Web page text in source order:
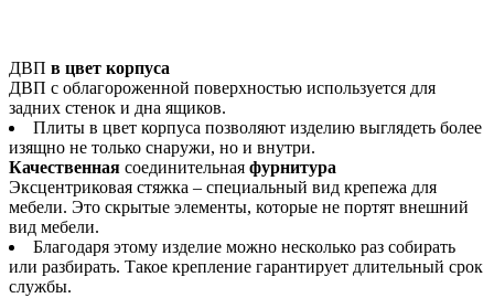
ДВП в цвет корпуса
ДВП с облагороженной поверхностью используется для
задних стенок и дна ящиков.
Плиты в цвет корпуса позволяют изделию выглядеть более
изящно не только снаружи, но и внутри.
Качественная соединительная фурнитура
Эксцентриковая стяжка – специальный вид крепежа для
мебели. Это скрытые элементы, которые не портят внешний
вид мебели.
Благодаря этому изделие можно несколько раз собирать
или разбирать. Такое крепление гарантирует длительный срок
службы.